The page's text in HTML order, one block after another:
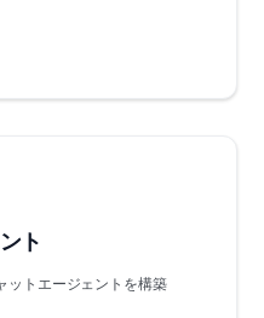
ト
ットエージェントを構築